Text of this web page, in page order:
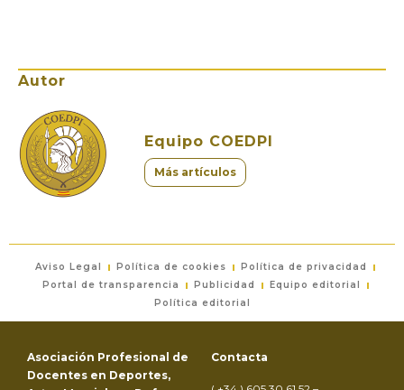
Autor
Equipo COEDPI
Más artículos
Aviso Legal Política de cookies
Política de privacidad
Portal de transparencia
Publicidad
Equipo editorial
Política editorial
Asociación Profesional de
Docentes en Deportes,
Contacta